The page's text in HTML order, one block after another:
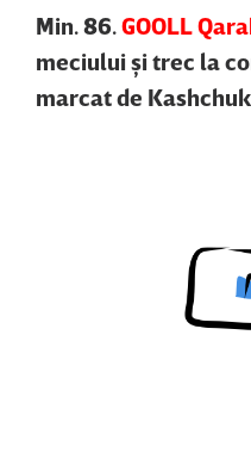
Min. 86. GOOLL
meciului şi trec la
marcat de